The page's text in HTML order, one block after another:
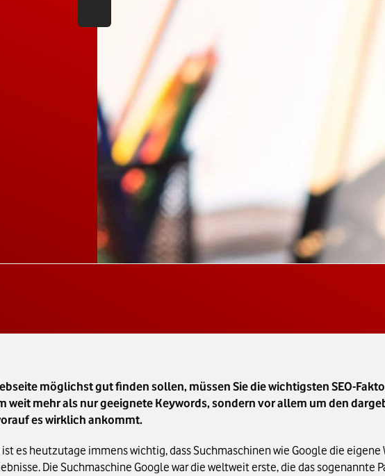
möglichst gut finden sollen, müssen Sie die wichtigsten SEO-
weit mehr als nur geeignete Keywords, sondern vor allem um den
es wirklich ankommt.
es heutzutage immens wichtig, dass Suchmaschinen wie Google die eigene
Die Suchmaschine Google war die weltweit erste, die das sogenannte